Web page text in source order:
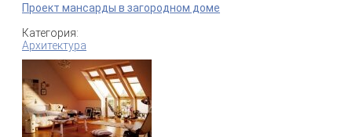
Проект мансарды в загородном доме
Категория:
Архитектура